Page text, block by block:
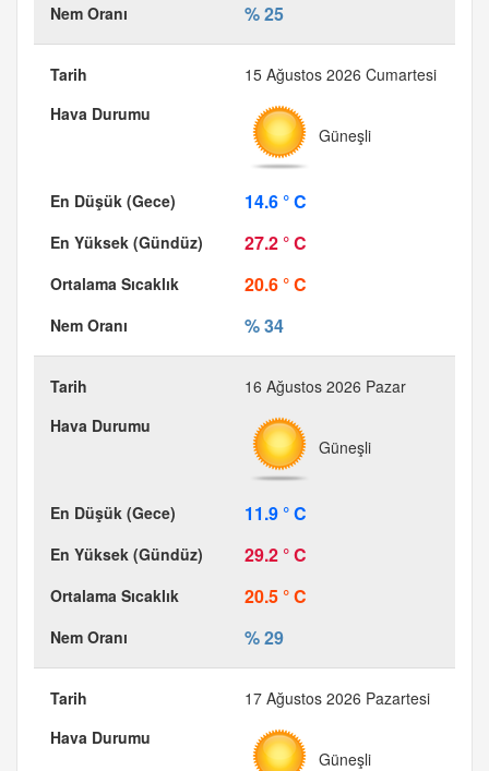
% 25
15 Ağustos 2026 Cumartesi
Güneşli
14.6 ° C
27.2 ° C
20.6 ° C
% 34
16 Ağustos 2026 Pazar
Güneşli
11.9 ° C
29.2 ° C
20.5 ° C
% 29
17 Ağustos 2026 Pazartesi
Güneşli